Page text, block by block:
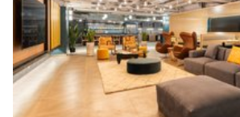
Container
Creative Space
Event Space